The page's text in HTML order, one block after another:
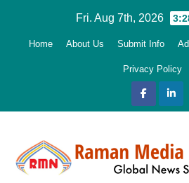
Fri. Aug 7th, 2026
Home About Us Submit Info
Privacy Policy